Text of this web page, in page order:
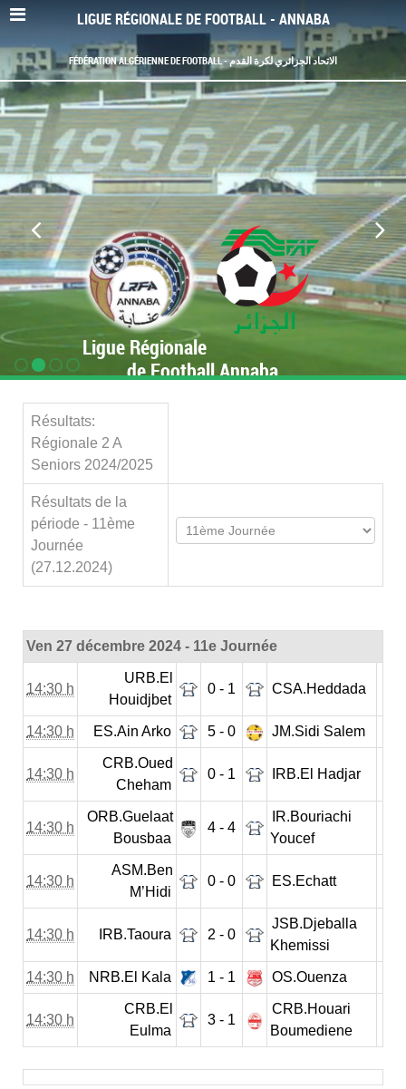
LIGUE RÉGIONALE DE FOOTBALL - ANNABA
FÉDÉRATION ALGÉRIENNE DE FOOTBALL - الاتحاد الجزائري لكرة القدم
Ligue Régionale
de Football Annaba
Résultats:
Régionale 2 A
Seniors 2024/2025
Résultats de la
période - 11ème
Journée
(27.12.2024)
Ven 27 décembre 2024 - 11e Journée
14:30 h
URB.El
Houidjbet
0 - 1 CSA.Heddada
14:30 h ES.Ain Arko 5 - 0 JM.Sidi Salem
14:30 h
CRB.Oued
Cheham
0 - 1 IRB.El Hadjar
14:30 h
ORB.Guelaat
Bousbaa
4 - 4
IR.Bouriachi
Youcef
14:30 h
ASM.Ben
M’Hidi
0 - 0 ES.Echatt
14:30 h IRB.Taoura 2 - 0
JSB.Djeballa
Khemissi
14:30 h NRB.El Kala 1 - 1 OS.Ouenza
14:30 h
CRB.El
Eulma
3 - 1
CRB.Houari
Boumediene